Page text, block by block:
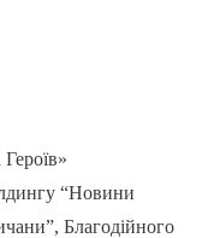
“Новини
Благодійного